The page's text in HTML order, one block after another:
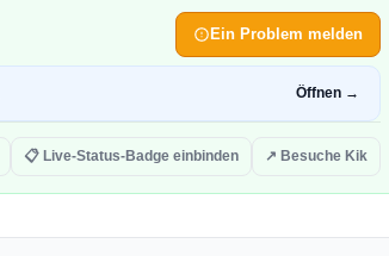
Ein Problem melden
Öffnen →
📋 Live-Status-Badge einbinden ↗ Besuche Kik